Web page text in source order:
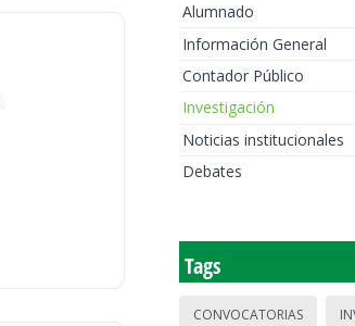
Alumnado
Información General
Contador Público
Investigación
Noticias institucionales
Debates
Tags
CONVOCATORIAS